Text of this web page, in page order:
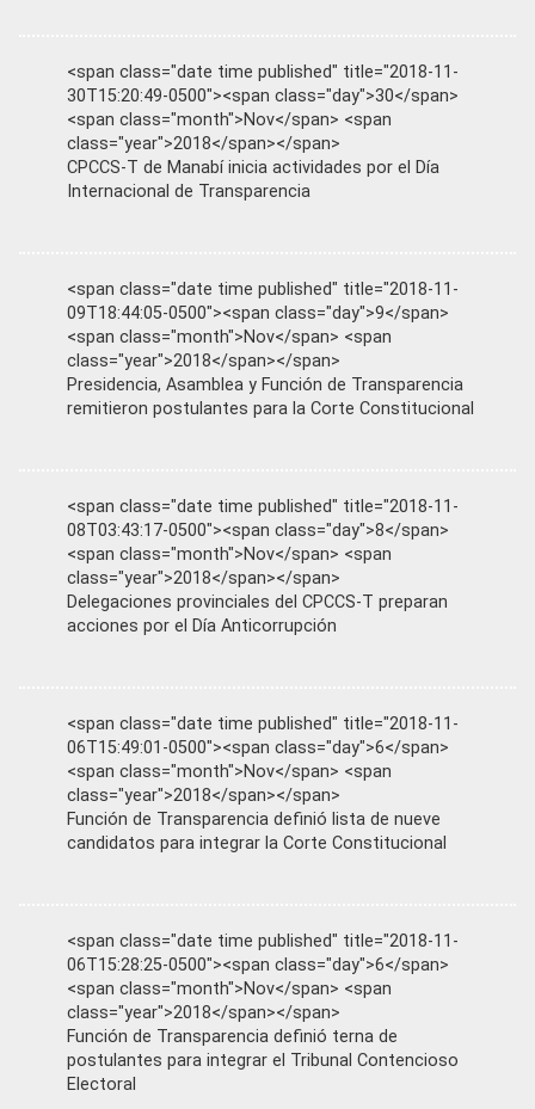
<span class="date time published" title="2018-11-
30T15:20:49-0500"><span class="day">30</span>
<span class="month">Nov</span> <span
class="year">2018</span></span>
CPCCS-T de Manabí inicia actividades por el Día
Internacional de Transparencia
<span class="date time published" title="2018-11-
09T18:44:05-0500"><span class="day">9</span>
<span class="month">Nov</span> <span
class="year">2018</span></span>
Presidencia, Asamblea y Función de Transparencia
remitieron postulantes para la Corte Constitucional
<span class="date time published" title="2018-11-
08T03:43:17-0500"><span class="day">8</span>
<span class="month">Nov</span> <span
class="year">2018</span></span>
Delegaciones provinciales del CPCCS-T preparan
acciones por el Día Anticorrupción
<span class="date time published" title="2018-11-
06T15:49:01-0500"><span class="day">6</span>
<span class="month">Nov</span> <span
class="year">2018</span></span>
Función de Transparencia definió lista de nueve
candidatos para integrar la Corte Constitucional
<span class="date time published" title="2018-11-
06T15:28:25-0500"><span class="day">6</span>
<span class="month">Nov</span> <span
class="year">2018</span></span>
Función de Transparencia definió terna de
postulantes para integrar el Tribunal Contencioso
Electoral